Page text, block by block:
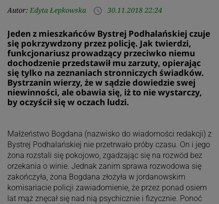
Autor: Edyta Łepkowska access_time 30.11.2018 22:24
Jeden z mieszkańców Bystrej Podhalańskiej czuje
się pokrzywdzony przez policję. Jak twierdzi,
funkcjonariusz prowadzący przeciwko niemu
dochodzenie przedstawił mu zarzuty, opierając
się tylko na zeznaniach stronniczych świadków.
Bystrzanin wierzy, że w sądzie dowiedzie swej
niewinności, ale obawia się, iż to nie wystarczy,
by oczyścił się w oczach ludzi.
Małżeństwo Bogdana (nazwisko do wiadomości redakcji) z
Bystrej Podhalańskiej nie przetrwało próby czasu. On i jego
żona rozstali się pokojowo, zgadzając się na rozwód bez
orzekania o winie. Jednak zanim sprawa rozwodowa się
zakończyła, żona Bogdana złożyła w jordanowskim
komisariacie policji zawiadomienie, że przez ponad osiem
lat mąż znęcał się nad nią psychicznie i fizycznie. Ponoć